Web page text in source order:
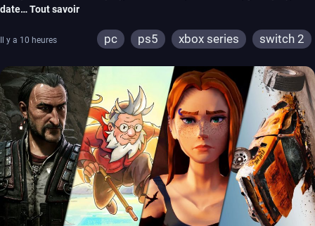
date… Tout savoir
Il y a 10 heures pc ps5 xbox series switch 2